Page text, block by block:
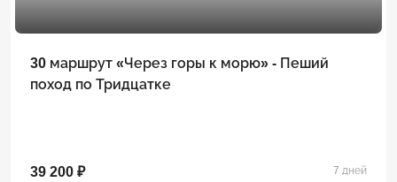
30 маршрут «Через горы к морю» - Пеший
поход по Тридцатке
39 200 ₽ 7 дней